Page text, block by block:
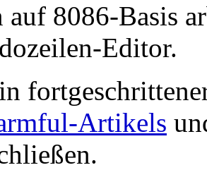
auf 8086-Basis
Editor.
Artikels